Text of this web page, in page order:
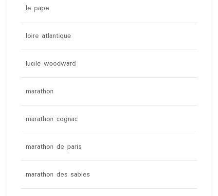
le pape
loire atlantique
lucile woodward
marathon
marathon cognac
marathon de paris
marathon des sables